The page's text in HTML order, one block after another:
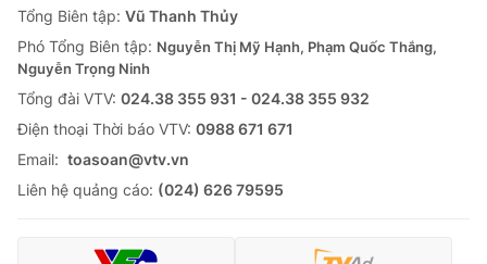
Sản phẩm
Thị trường
Tư vấn
Lịch phát sóng
Chuyên mục khác
Emagazine Podcast
Tổng Biên tập: Vũ Thanh Thủy
Phó Tổng Biên tập: Nguyễn Thị Mỹ Hạnh, Phạm Quốc Thắng,
Nguyễn Trọng Ninh
Tổng đài VTV: 024.38 355 931 - 024.38 355 932
Ðiện thoại Thời báo VTV: 0988 671 671
Email: toasoan@vtv.vn
Liên hệ quảng cáo: (024) 626 79595